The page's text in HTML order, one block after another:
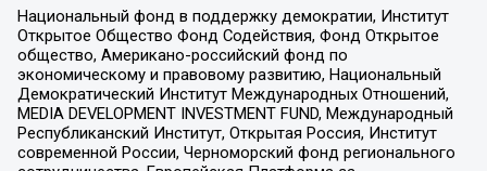
Национальный фонд в поддержку демократии, Институт
Открытое Общество Фонд Содействия, Фонд Открытое
общество, Американо-российский фонд по
экономическому и правовому развитию, Национальный
Демократический Институт Международных Отношений,
MEDIA DEVELOPMENT INVESTMENT FUND, Международный
Республиканский Институт, Открытая Россия, Институт
современной России, Черноморский фонд регионального